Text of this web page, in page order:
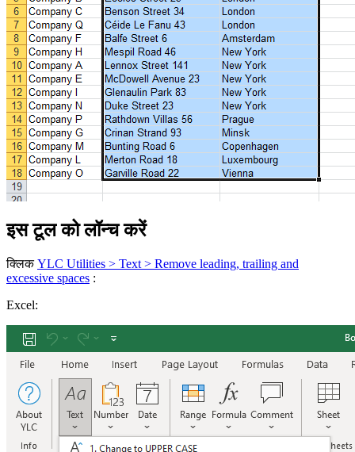
इस टूल को लॉन्च करें
क्लिकYLC Utilities > Text > Remove leading, trailing and
excessive spaces :
Excel: